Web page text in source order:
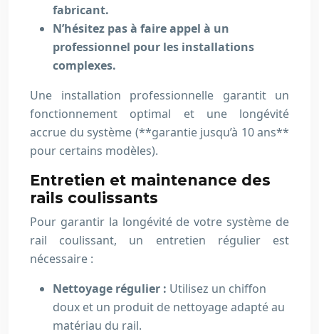
fabricant.
N’hésitez pas à faire appel à un
professionnel pour les installations
complexes.
Une installation professionnelle garantit un
fonctionnement optimal et une longévité
accrue du système (**garantie jusqu’à 10 ans**
pour certains modèles).
Entretien et maintenance des
rails coulissants
Pour garantir la longévité de votre système de
rail coulissant, un entretien régulier est
nécessaire :
Nettoyage régulier : Utilisez un chiffon
doux et un produit de nettoyage adapté au
matériau du rail.